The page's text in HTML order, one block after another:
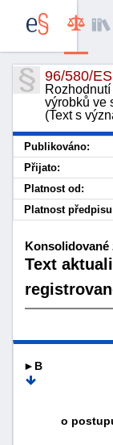
96/580/ES
výrobků ve
(Text s
Publikováno:
Přijato:
Platnost od:
Platnost
Text
►B
o